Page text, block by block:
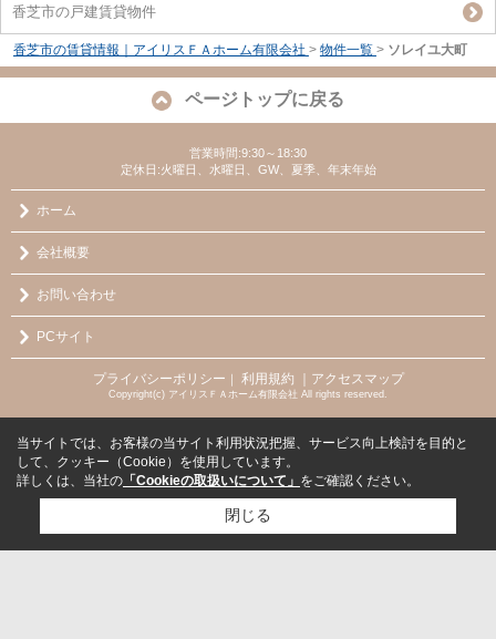
香芝市の戸建賃貸物件
香芝市の賃貸情報｜アイリスＦＡホーム有限会社 > 物件一覧 > ソレイユ大町
ページトップに戻る
営業時間:9:30～18:30
定休日:火曜日、水曜日、GW、夏季、年末年始
ホーム
会社概要
お問い合わせ
PCサイト
プライバシーポリシー 利用規約 ｜アクセスマップ
Copyright(c) アイリスＦＡホーム有限会社 All rights reserved.
当サイトでは、お客様の当サイト利用状況把握、サービス向上検討を目的と
して、クッキー（Cookie）を使用しています。
詳しくは、当社の 「Cookieの取扱いについて」 をご確認ください。
閉じる